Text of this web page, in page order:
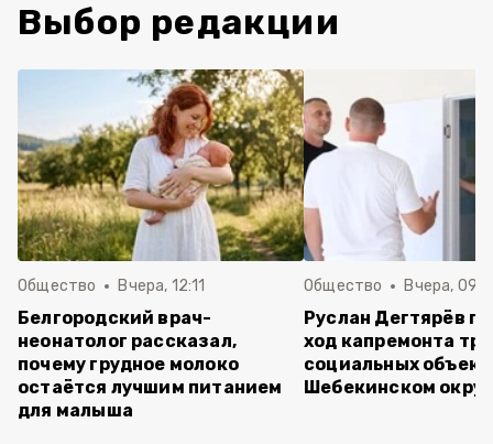
Выбор редакции
Общество Вчера, 12:11
Белгородский врач-
неонатолог рассказал,
почему грудное молоко
остаётся лучшим питанием
для малыша
Общество Вчера,
Руслан Дегтярёв
ход капремонта
социальных
Шебекинском